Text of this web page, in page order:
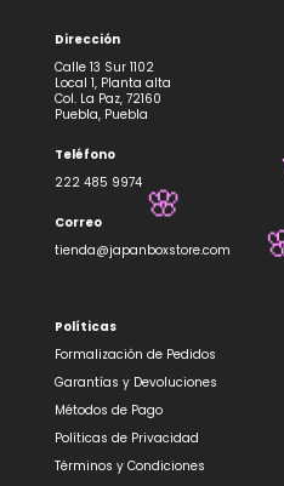
Dirección
Calle 13 Sur 1102
Local 1, Planta alta
Col. La Paz, 72160
Puebla, Puebla
Teléfono
222 485 9974
Correo
tienda@japanboxstore.com
Políticas
Formalización de Pedidos
Garantías y Devoluciones
Métodos de Pago
Políticas de Privacidad
Términos y Condiciones
🌸